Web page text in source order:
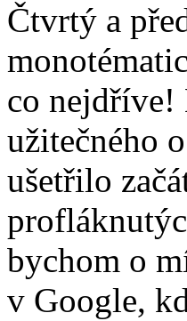
Čtvrtý a
co nejdříve!
užitečného
ušetřilo
bychom o
v Google,